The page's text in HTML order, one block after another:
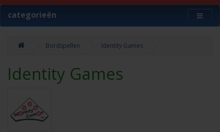
categorieën
Bordspellen Identity Games
Identity Games